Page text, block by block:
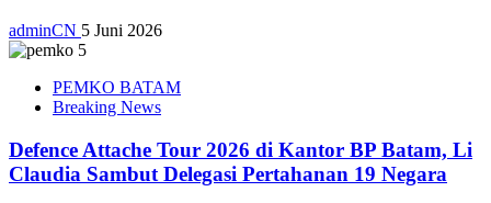
adminCN 5 Juni 2026
PEMKO BATAM
Breaking News
Defence Attache Tour 2026 di Kantor BP Batam, Li
Claudia Sambut Delegasi Pertahanan 19 Negara